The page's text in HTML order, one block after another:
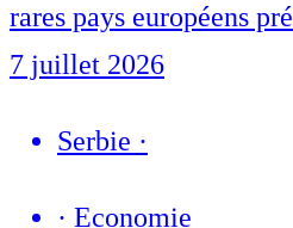
rares pays européens
7 juillet 2026
Serbie ·
· Economie